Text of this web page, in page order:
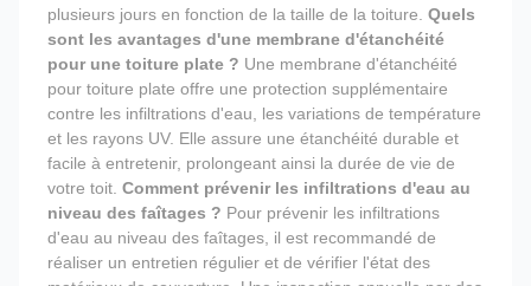
plusieurs jours en fonction de la taille de la toiture. Quels
sont les avantages d'une membrane d'étanchéité
pour une toiture plate ? Une membrane d'étanchéité
pour toiture plate offre une protection supplémentaire
contre les infiltrations d'eau, les variations de température
et les rayons UV. Elle assure une étanchéité durable et
facile à entretenir, prolongeant ainsi la durée de vie de
votre toit. Comment prévenir les infiltrations d'eau au
niveau des faîtages ? Pour prévenir les infiltrations
d'eau au niveau des faîtages, il est recommandé de
réaliser un entretien régulier et de vérifier l'état des